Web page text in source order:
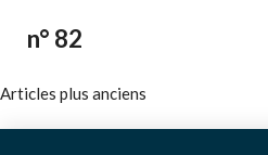
n° 82
Navigation
Articles plus anciens